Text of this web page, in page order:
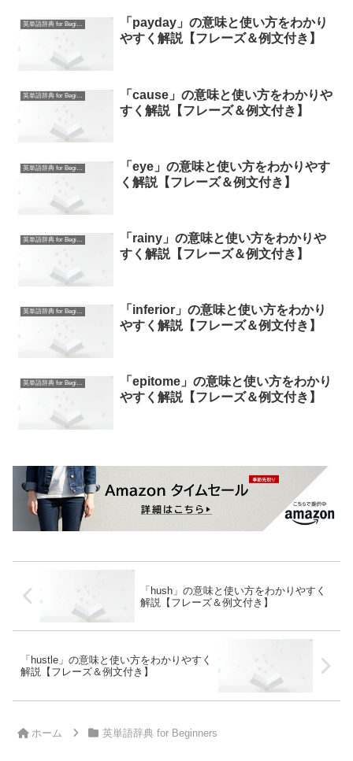
英単語辞典 for Beginners
「payday」の意味と使い方をわかり
やすく解説【フレーズ＆例文付き】
英単語辞典 for Beginners
「cause」の意味と使い方をわかりや
すく解説【フレーズ＆例文付き】
英単語辞典 for Beginners
「eye」の意味と使い方をわかりやす
く解説【フレーズ＆例文付き】
英単語辞典 for Beginners
「rainy」の意味と使い方をわかりや
すく解説【フレーズ＆例文付き】
英単語辞典 for Beginners
「inferior」の意味と使い方をわかり
やすく解説【フレーズ＆例文付き】
英単語辞典 for Beginners
「epitome」の意味と使い方をわかり
やすく解説【フレーズ＆例文付き】
「hush」の意味と使い方をわかりやすく
解説【フレーズ＆例文付き】
「hustle」の意味と使い方をわかりやすく
解説【フレーズ＆例文付き】
ホーム 英単語辞典 for Beginners